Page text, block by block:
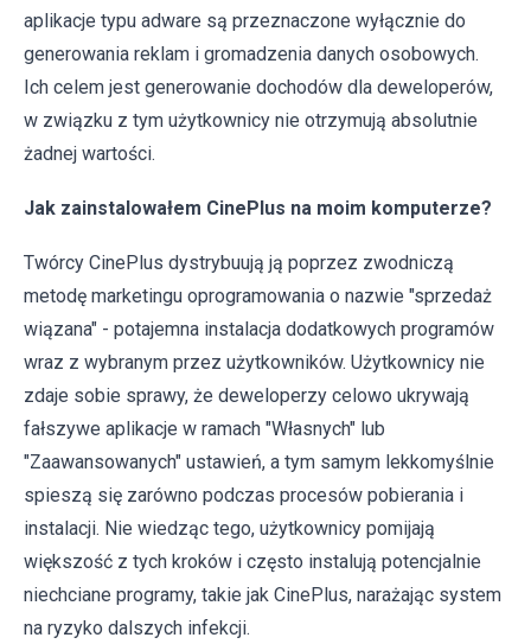
aplikacje typu adware są przeznaczone wyłącznie do
generowania reklam i gromadzenia danych osobowych.
Ich celem jest generowanie dochodów dla deweloperów,
w związku z tym użytkownicy nie otrzymują absolutnie
żadnej wartości.
Jak zainstalowałem CinePlus na moim komputerze?
Twórcy CinePlus dystrybuują ją poprzez zwodniczą
metodę marketingu oprogramowania o nazwie "sprzedaż
wiązana" - potajemna instalacja dodatkowych programów
wraz z wybranym przez użytkowników. Użytkownicy nie
zdaje sobie sprawy, że deweloperzy celowo ukrywają
fałszywe aplikacje w ramach "Własnych" lub
"Zaawansowanych" ustawień, a tym samym lekkomyślnie
spieszą się zarówno podczas procesów pobierania i
instalacji. Nie wiedząc tego, użytkownicy pomijają
większość z tych kroków i często instalują potencjalnie
niechciane programy, takie jak CinePlus, narażając system
na ryzyko dalszych infekcji.